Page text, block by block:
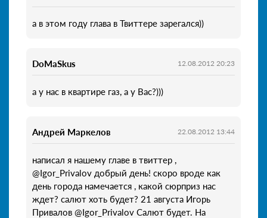
а в этом году глава в Твиттере зарегался))
DoMaSkus 12.08.2012 20:23
а у нас в квартире газ, а у Вас?)))
Андрей Маркелов 22.08.2012 13:44
написал я нашему главе в твиттер ,
@Igor_Privalov добрый день! скоро вроде как
день города намечается , какой сюрприз нас
ждет? салют хоть будет? 21 августа Игорь
Привалов ‏@Igor_Privalov Салют будет. На